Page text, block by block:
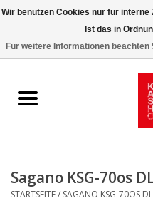
Kasho World Since 1908
Taschen/Halfter/Holster/
Sagano KSG-70os
STARTSEITE/ SAGANO KSG-70OS
Wir benutzen Cookies nur für
Ist das in
Für weitere Informationen